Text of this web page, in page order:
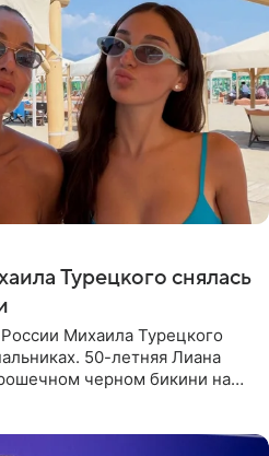
Турецкого снялась
Михаила Турецкого
50-летняя Лиана
черном бикини на